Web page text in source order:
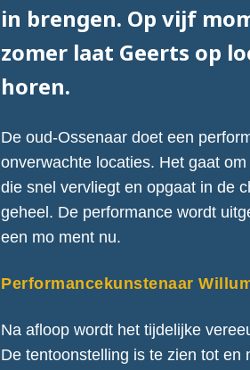
in brengen. Op vijf
zomer laat Geerts op
horen.
De oud-Ossenaar doet een
onverwachte locaties. Het gaat
die snel vervliegt en opgaat in de
geheel. De performance wordt
een mo ment nu.
Performancekunstenaar
Na afloop wordt het tijdelijke
De tentoonstelling is te zien tot en